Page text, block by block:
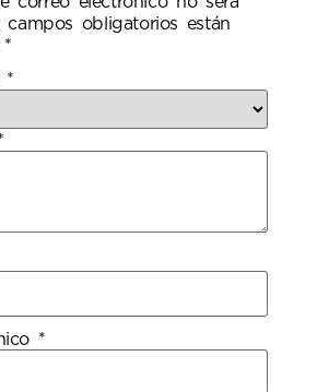
campos obligatorios están
*
*
*